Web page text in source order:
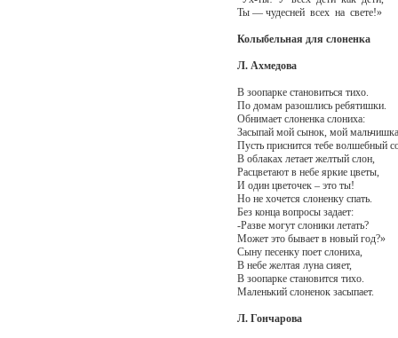
Ты — чудесней всех на свете!»
Колыбельная для слоненка
Л. Ахмедова
В зоопарке становиться тихо.
По домам разошлись ребятишки.
Обнимает слоненка слониха:
Засыпай мой сынок, мой
Пусть приснится тебе волшебный
В облаках летает желтый слон,
Расцветают в небе яркие цветы,
И один цветочек – это ты!
Но не хочется слоненку спать.
Без конца вопросы задает:
-Разве могут слоники летать?
Может это бывает в новый год?»
Сыну песенку поет слониха,
В небе желтая луна сияет,
В зоопарке становится тихо.
Маленький слоненок засыпает.
Л. Гончарова